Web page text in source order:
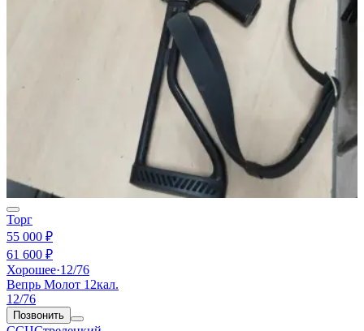
Торг
55 000 ₽
61 600 ₽
Хорошее·12/76
Вепрь Молот 12кал.
12/76
Позвонить